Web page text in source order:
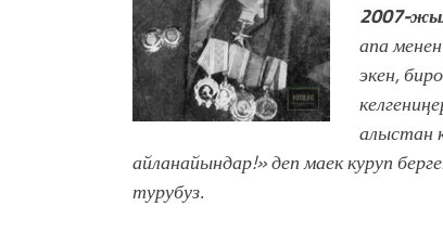
2007-
апа
экен,
алыстан
айланайындар!» деп маек куруп
турубуз.